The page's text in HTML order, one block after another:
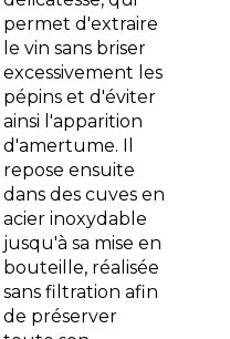
permet d'extraire
le vin sans briser
excessivement les
pépins et d'éviter
ainsi l'apparition
d'amertume. Il
repose ensuite
dans des cuves en
acier inoxydable
jusqu'à sa mise en
bouteille, réalisée
sans filtration afin
de préserver